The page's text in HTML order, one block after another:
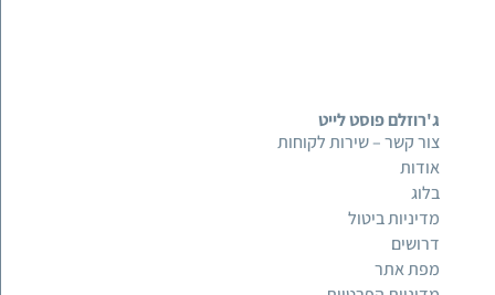
ג'רוזלם פוסט לייט
צור קשר – שירות לקוחות
אודות
בלוג
מדיניות ביטול
דרושים
מפת אתר